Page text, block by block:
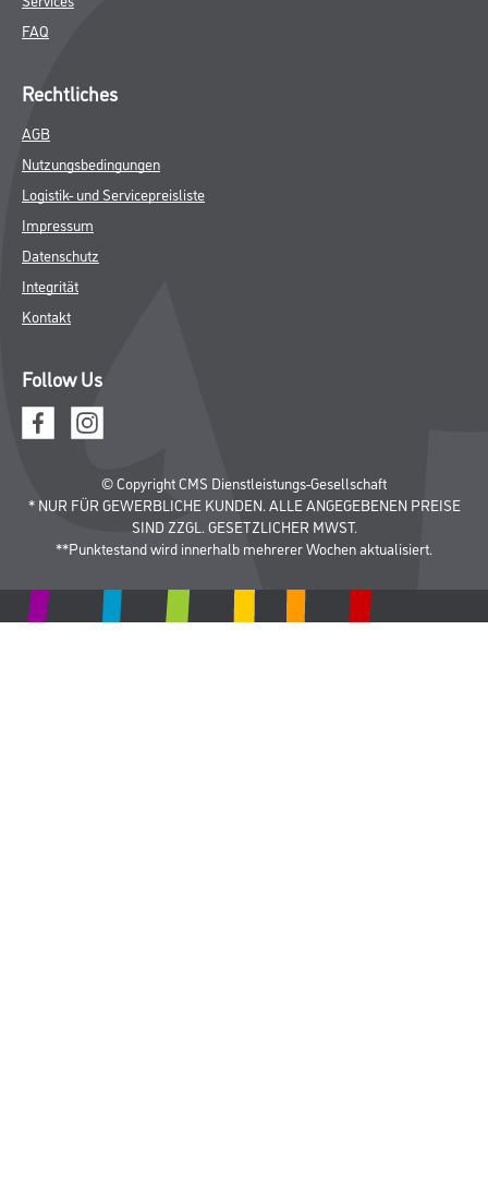
FAQ
Rechtliches
AGB
Nutzungsbedingungen
Logistik- und Servicepreisliste
Impressum
Datenschutz
Integrität
Kontakt
Follow Us
© Copyright CMS Dienstleistungs-Gesellschaft
* NUR FÜR GEWERBLICHE KUNDEN. ALLE ANGEGEBENEN PREISE
SIND ZZGL. GESETZLICHER MWST.
**Punktestand wird innerhalb mehrerer Wochen aktualisiert.